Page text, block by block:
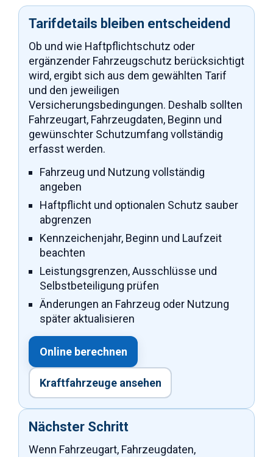
Tarifdetails bleiben entscheidend
Ob und wie Haftpflichtschutz oder
ergänzender Fahrzeugschutz berücksichtigt
wird, ergibt sich aus dem gewählten Tarif
und den jeweiligen
Versicherungsbedingungen. Deshalb sollten
Fahrzeugart, Fahrzeugdaten, Beginn und
gewünschter Schutzumfang vollständig
erfasst werden.
Fahrzeug und Nutzung vollständig
angeben
Haftpflicht und optionalen Schutz sauber
abgrenzen
Kennzeichenjahr, Beginn und Laufzeit
beachten
Leistungsgrenzen, Ausschlüsse und
Selbstbeteiligung prüfen
Änderungen an Fahrzeug oder Nutzung
später aktualisieren
Online berechnen
Kraftfahrzeuge ansehen
Nächster Schritt
Wenn Fahrzeugart, Fahrzeugdaten,